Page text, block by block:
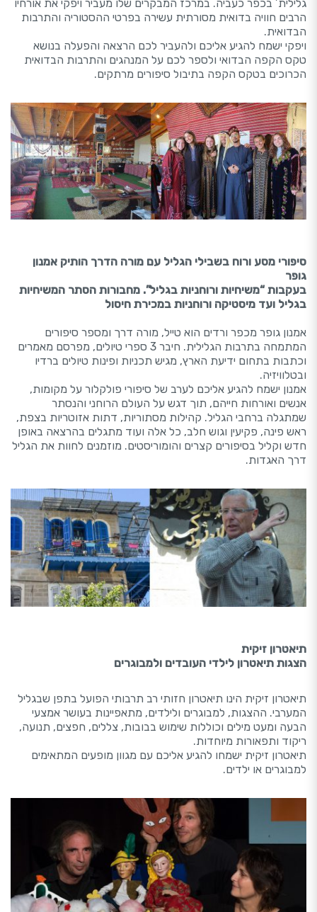
גלילית’ בכפר כעביה. במרכז המבקרים שלו מעביר ויפקי את אורחיו
הרבים חוויה בדואית מסורתית עשירה בפרטי ההסטוריה והתרבות
הבדואית.
ויפקי ישמח להגיע אליכם ולהעביר לכם הרצאה והפעלה בנושא
טקס הקפה הבדואי ולספר לכם על המנהגים והתרבות הבדואית
הכרוכים בטקס הקפה בתיבול סיפורים מרתקים.
סיפורי מסע ורוח בשבילי הגליל עם מורה הדרך הותיק אמנון
גופר
בעקבות “משיחיות ורוחניות בגליל”. מחבורות הסתר המשיחיות
בגליל ועד מיסטיקה ורוחניות במכירת חיסול
אמנון גופר מכפר ורדים הוא טייל, מורה דרך ומספר סיפורים
המתמחה בתרבות הגלילית. חיבר 3 ספרי טיולים, מפרסם מאמרים
וכתבות בתחום ידיעת הארץ, מגיש תכניות ופינות טיולים ברדיו
ובטלוויזיה.
אמנון ישמח להגיע אליכם לערב של סיפורי פולקלור על מקומות,
אנשים ואורחות חייהם, תוך דגש על העולם הרוחני והנסתר
שמתגלה ברחבי הגליל. קהילות מסתוריות, דתות אזוטריות בצפת,
ראש פינה, פקיעין וגוש חלב, כל אלה ועוד מתגלים בהרצאה באופן
חדש וקליל בסיפורים קצרים והומוריסטים. מוזמנים לחוות את הגליל
דרך האגדות.
תיאטרון זיקית
הצגות תיאטרון לילדי העובדים ולמבוגרים
תיאטרון זיקית הינו תיאטרון חזותי רב תרבותי הפועל בתפן שבגליל
המערבי. ההצגות, למבוגרים ולילדים, מתאפיינות בעושר אמצעי
הבעה ומעט מילים וכוללות שימוש בבובות, צללים, חפצים, תנועה,
ריקוד ותפאורות מיוחדות.
תיאטרון זיקית ישמחו להגיע אליכם עם מגוון מופעים המתאימים
למבוגרים או ילדים.